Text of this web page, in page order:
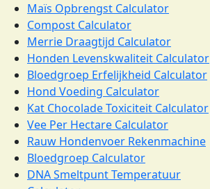
Maïs Opbrengst Calculator
Compost Calculator
Merrie Draagtijd Calculator
Honden Levenskwaliteit Calculator
Bloedgroep Erfelijkheid Calculator
Hond Voeding Calculator
Kat Chocolade Toxiciteit Calculator
Vee Per Hectare Calculator
Rauw Hondenvoer Rekenmachine
Bloedgroep Calculator
DNA Smeltpunt Temperatuur